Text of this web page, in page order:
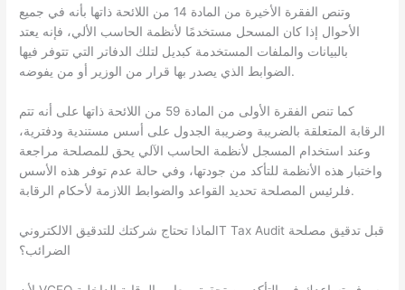
وتنص الفقرة الأخيرة من المادة 14 من اللائحة ذاتها بأنه في جميع
الأحوال إذا كان المسحل مستخدمًا لأنظمة الحاسب الألي، فإنه يعتد
بالبيانات والملفات المستخدمة كبديل لتلك الدفاتر التي تتوفر فيها
الضوابط الذي يصدر بها قرار من الوزير أو من يفوضه.
كما تنص الفقرة الأولى من المادة 59 من اللائحة ذاتها على أنه تتم
الرقابة المتعلقة بالضريبة وضريبة الجدول على أسس مستندية ودفترية،
وعند استخدام المسجل لأنظمة الحاسب الآلي يحق للمصلحة مراجعة
واختبار هذه الأنظمة للتأكد من جودتها، وفي حالة عدم توفر هذه الأسس
فلرئيس المصلحة تحديد القواعد والضوابط اللازمة لأحكام الرقابة.
لماذا تحتاج شركتك للتدقيق الالكترونيIT Tax Audit قبل تدقيق مصلحة
الضرائب؟